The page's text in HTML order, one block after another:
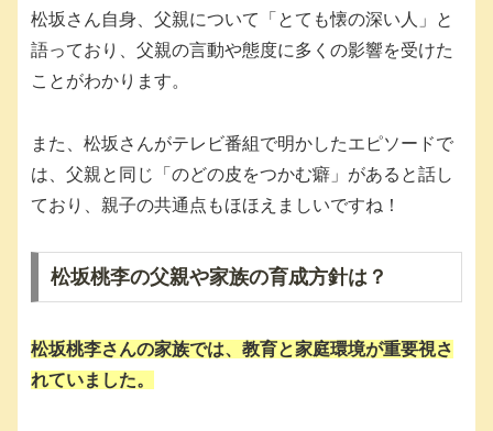
松坂さん自身、父親について「とても懐の深い人」と
語っており、父親の言動や態度に多くの影響を受けた
ことがわかります。
また、松坂さんがテレビ番組で明かしたエピソードで
は、父親と同じ「のどの皮をつかむ癖」があると話し
ており、親子の共通点もほほえましいですね！
松坂桃李の父親や家族の育成方針は？
松坂桃李さんの家族では、教育と家庭環境が重要視さ
れていました。